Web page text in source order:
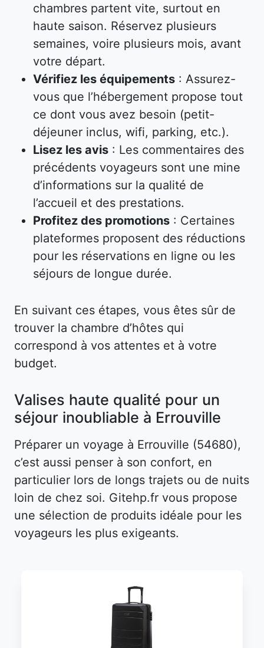
chambres partent vite, surtout en
haute saison. Réservez plusieurs
semaines, voire plusieurs mois, avant
votre départ.
Vérifiez les équipements : Assurez-
vous que l’hébergement propose tout
ce dont vous avez besoin (petit-
déjeuner inclus, wifi, parking, etc.).
Lisez les avis : Les commentaires des
précédents voyageurs sont une mine
d’informations sur la qualité de
l’accueil et des prestations.
Profitez des promotions : Certaines
plateformes proposent des réductions
pour les réservations en ligne ou les
séjours de longue durée.
En suivant ces étapes, vous êtes sûr de
trouver la chambre d’hôtes qui
correspond à vos attentes et à votre
budget.
Valises haute qualité pour un
séjour inoubliable à Errouville
Préparer un voyage à Errouville (54680),
c’est aussi penser à son confort, en
particulier lors de longs trajets ou de nuits
loin de chez soi. Gitehp.fr vous propose
une sélection de produits idéale pour les
voyageurs les plus exigeants.